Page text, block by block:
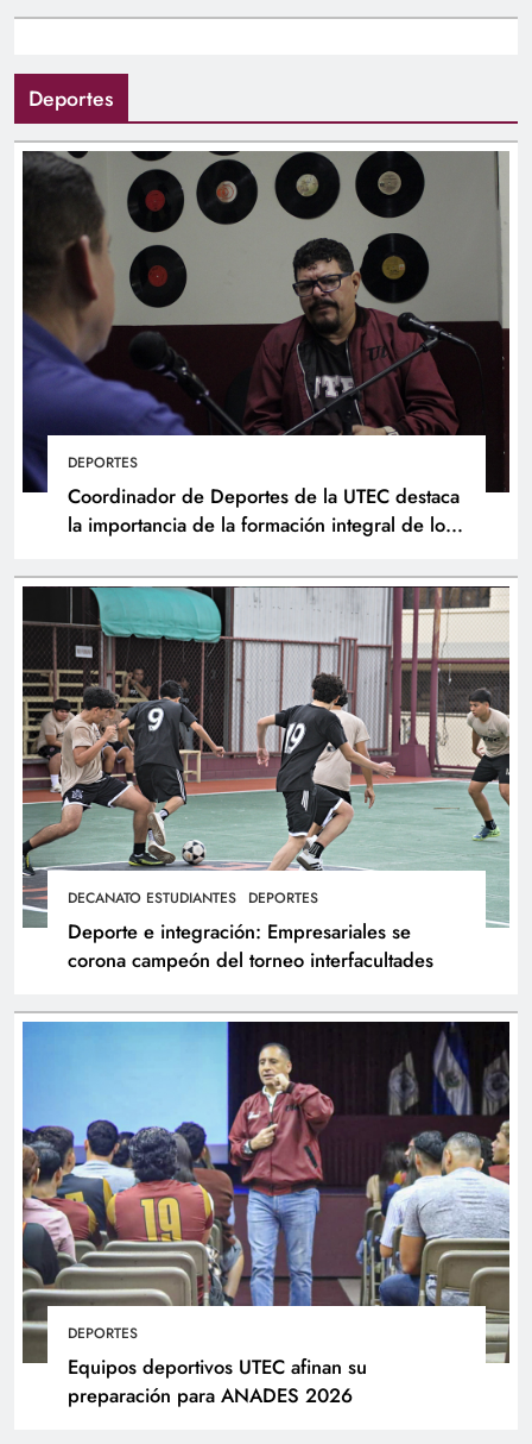
Deportes
DEPORTES
Coordinador de Deportes de la UTEC destaca
la importancia de la formación integral de los
DECANATO ESTUDIANTES DEPORTES
Deporte e integración: Empresariales se
corona campeón del torneo interfacultades
DEPORTES
Equipos deportivos UTEC afinan su
preparación para ANADES 2026